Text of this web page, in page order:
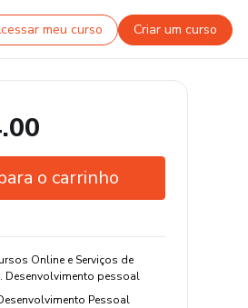
meu curso Criar um curso
o carrinho
do seu jeito e em qualquer
Online e Serviços de
Desenvolvimento pessoal
Pessoal